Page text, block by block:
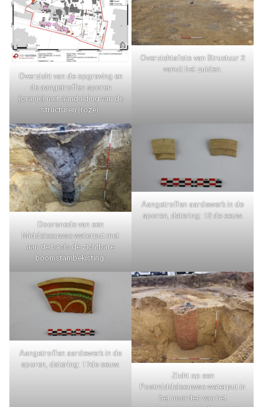
Overzicht van de opgraving en
de aangetroffen sporen
(oranje) met aanduiding van de
structuren (roze).
Overzichtsfoto van Structuur 2
vanuit het zuiden.
Doorsnede van een
Middeleeuwse waterput met
aan de basis de zichtbare
boomstambekisting.
Aangetroffen aardewerk in de
sporen, datering: 12 de eeuw.
Aangetroffen aardewerk in de
sporen, datering: 17de eeuw.
Zicht op een
Postmiddeleeuwse waterput in
het noorden van het